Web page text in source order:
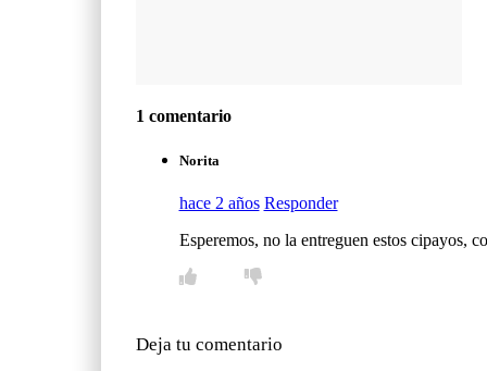
1 comentario
Norita
hace 2 años Responder
Esperemos, no la entreguen estos cipayos,
Deja tu comentario